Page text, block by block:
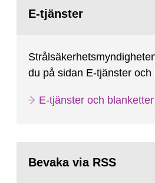
sida:E-tjänster
du på sidan E-tjänster och
E-tjänster och blanketter
Bevaka via RSS